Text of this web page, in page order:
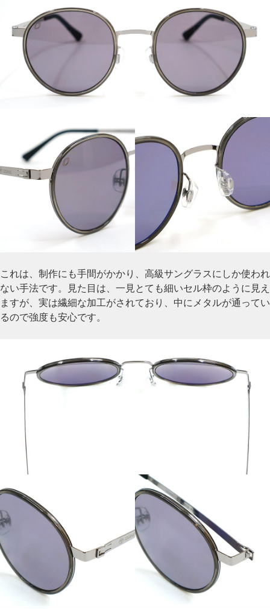
これは、制作にも手間がかかり、高級サングラスにしか使われ
ない手法です。見た目は、一見とても細いセル枠のように見え
ますが、実は繊細な加工がされており、中にメタルが通ってい
るので強度も安心です。